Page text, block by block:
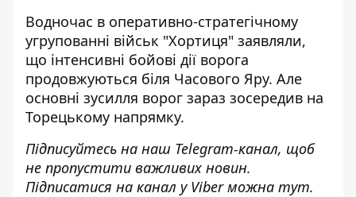
Водночас в оперативно-стратегічному
угрупованні військ "Хортиця" заявляли,
що інтенсивні бойові дії ворога
продовжуються біля Часового Яру. Але
основні зусилля ворог зараз зосередив на
Торецькому напрямку.
Підписуйтесь на наш Telegram-канал, щоб
не пропустити важливих новин.
Підписатися на канал у Viber можна тут.